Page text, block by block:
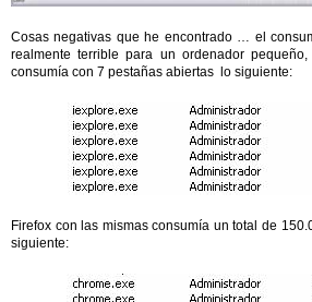
Cosas negativas que he encontrado … el
realmente terrible para un ordenador
consumía con 7 pestañas abiertas lo siguiente:
Firefox con las mismas consumía un total de
siguiente: